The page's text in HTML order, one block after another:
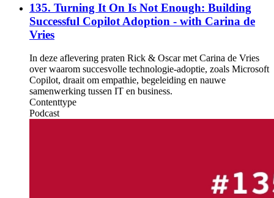
135. Turning It On Is Not Enough: Building
Successful Copilot Adoption - with Carina de
Vries
In deze aflevering praten Rick & Oscar met Carina de Vries
over waarom succesvolle technologie-adoptie, zoals Microsoft
Copilot, draait om empathie, begeleiding en nauwe
samenwerking tussen IT en business.
Contenttype
Podcast